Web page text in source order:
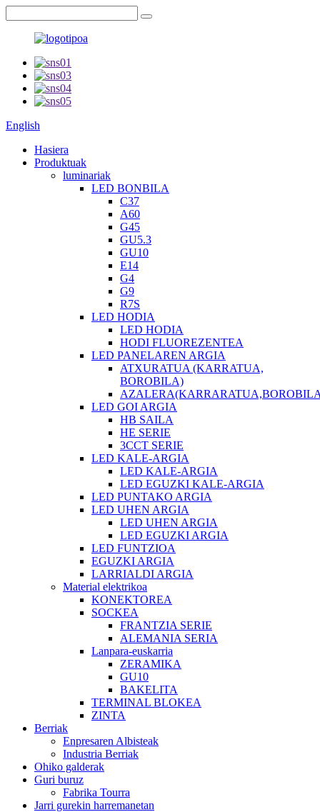
English
Hasiera
Produktuak
luminariak
LED BONBILA
C37
A60
G45
GU5.3
GU10
E14
G4
G9
R7S
LED HODIA
LED HODIA
HODI FLUOREZENTEA
LED PANELAREN ARGIA
ATXURATUA (KARRATUA,
BOROBILA)
LED GOI ARGIA
HB SAILA
HE SERIE
3CCT SERIE
LED KALE-ARGIA
LED KALE-ARGIA
LED EGUZKI KALE-ARGIA
LED PUNTAKO ARGIA
LED UHEN ARGIA
LED UHEN ARGIA
LED EGUZKI ARGIA
LED FUNTZIOA
EGUZKI ARGIA
LARRIALDI ARGIA
Material elektrikoa
KONEKTOREA
SOCKEA
FRANTZIA SERIE
ALEMANIA SERIA
Lanpara-euskarria
ZERAMIKA
GU10
BAKELITA
TERMINAL BLOKEA
ZINTA
Berriak
Enpresaren Albisteak
Industria Berriak
Ohiko galderak
Guri buruz
Fabrika Tourra
Jarri gurekin harremanetan